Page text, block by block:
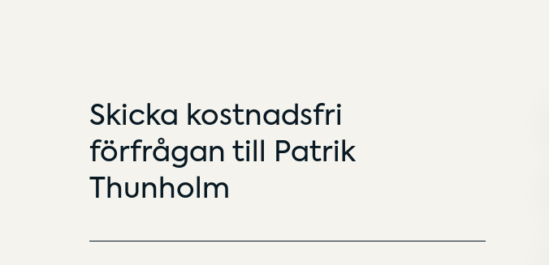
Skicka kostnadsfri
förfrågan till Patrik
Thunholm